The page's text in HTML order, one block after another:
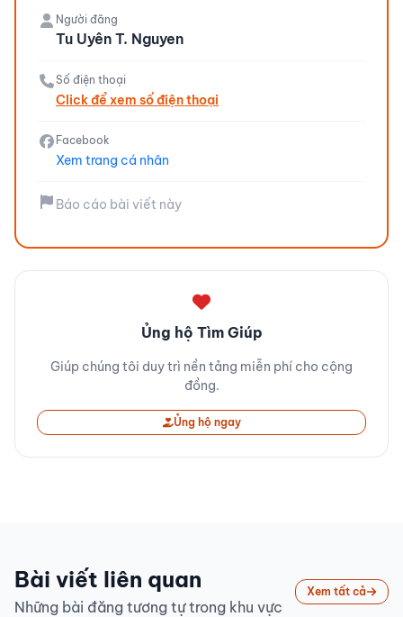
Người đăng
Tu Uyên T. Nguyen
Số điện thoại
Click để xem số điện thoại
Facebook
Xem trang cá nhân
Báo cáo bài viết này
Ủng hộ Tìm Giúp
Giúp chúng tôi duy trì nền tảng miễn phí cho cộng
đồng.
Ủng hộ ngay
Bài viết liên quan
Những bài đăng tương tự trong khu vực
Xem tất cả